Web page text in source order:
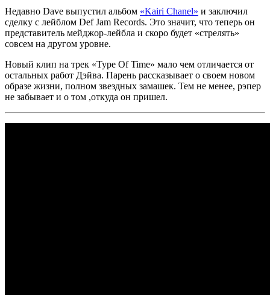
Недавно Dave выпустил альбом «Kairi Chanel» и заключил
сделку с лейблом Def Jam Records. Это значит, что теперь он
представитель мейджор-лейбла и скоро будет «стрелять»
совсем на другом уровне.
Новый клип на трек «Type Of Time» мало чем отличается от
остальных работ Дэйва. Парень рассказывает о своем новом
образе жизни, полном звездных замашек. Тем не менее, рэпер
не забывает и о том ,откуда он пришел.